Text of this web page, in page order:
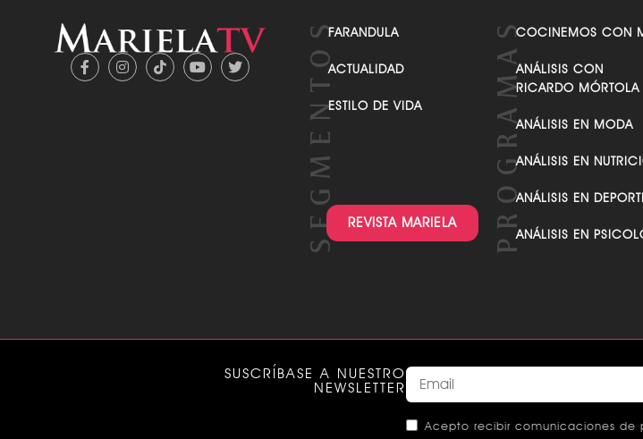
VER TODAS LAS
FARANDULA
ACTUALIDAD
ESTILO DE VIDA
REVISTA MARIELA
COCINEMOS CON
ANÁLISIS CON
RICARDO MÓRTOLA
ANÁLISIS EN MODA
ANÁLISIS EN
ANÁLISIS EN
ANÁLISIS EN
SUSCRÍBASE A NUESTRO
NEWSLETTER
Acepto recibir comunicaciones de